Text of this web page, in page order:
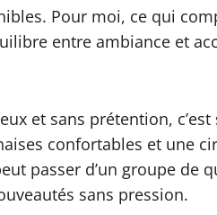
Pour moi, ce qui
entre ambiance et
et sans prétention,
confortables et une
passer d’un groupe de
sans pression.